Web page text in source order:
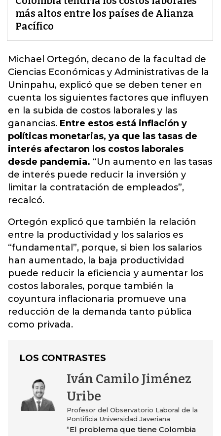
más altos entre los países de Alianza
Pacífico
Michael Ortegón, decano de la facultad de
Ciencias Económicas y Administrativas de la
Uninpahu, explicó que se deben tener en
cuenta los siguientes factores que influyen
en la subida de costos laborales y las
ganancias. Entre estos está inflación y
políticas monetarias, ya que las tasas de
interés afectaron los costos laborales
desde pandemia. “Un aumento en las tasas
de interés puede reducir la inversión y
limitar la contratación de empleados”,
recalcó.
Ortegón explicó que también la relación
entre la productividad y los salarios es
“fundamental”, porque, si bien los salarios
han aumentado, la baja productividad
puede reducir la eficiencia y aumentar los
costos laborales, porque también la
coyuntura inflacionaria promueve una
reducción de la demanda tanto pública
como privada.
LOS CONTRASTES
Iván Camilo Jiménez
Uribe
Profesor del Observatorio Laboral de la
Pontificia Universidad Javeriana
“El problema que tiene Colombia